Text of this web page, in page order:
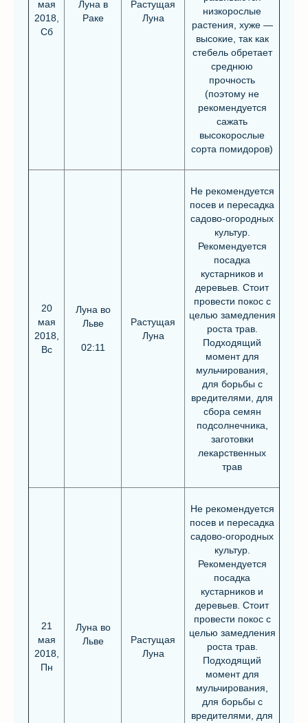
мая
2018,
Сб
Луна в
Раке
Растущая
Луна
низкорослые
растения, хуже —
высокие, так как
стебель обретает
среднюю
прочность
(поэтому не
рекомендуется
сажать
высокорослые
сорта помидоров)
20
мая
2018,
Вс
Луна во
Льве
02:11
Растущая
Луна
Не рекомендуется
посев и пересадка
садово-огородных
культур.
Рекомендуется
посадка
кустарников и
деревьев. Стоит
провести покос с
целью замедления
роста трав.
Подходящий
момент для
мульчирования,
для борьбы с
вредителями, для
сбора семян
подсолнечника,
заготовки
лекарственных
трав
21
мая
2018,
Пн
Луна во
Льве
Растущая
Луна
Не рекомендуется
посев и пересадка
садово-огородных
культур.
Рекомендуется
посадка
кустарников и
деревьев. Стоит
провести покос с
целью замедления
роста трав.
Подходящий
момент для
мульчирования,
для борьбы с
вредителями, для